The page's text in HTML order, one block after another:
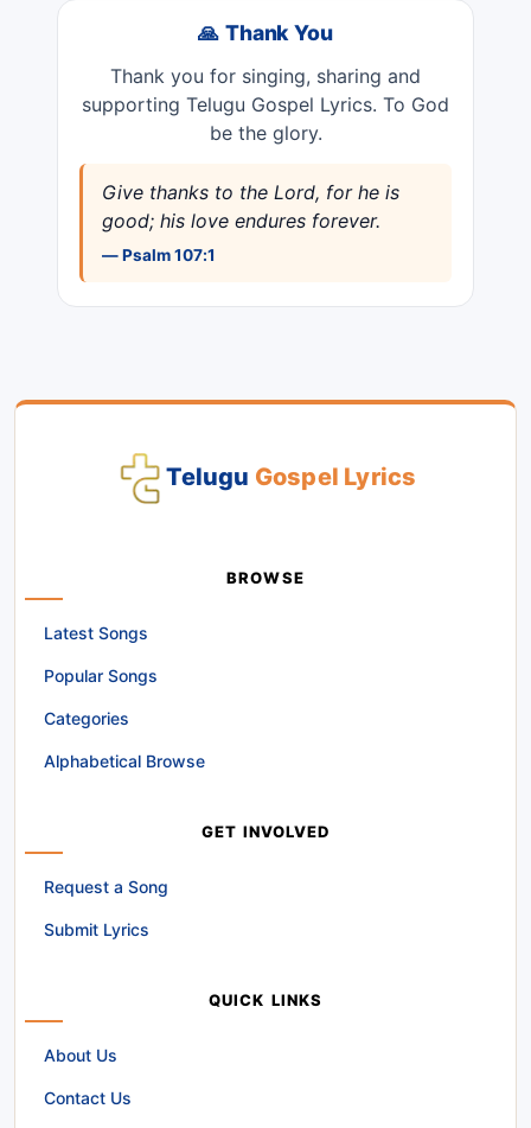
🙏 Thank You
Thank you for singing, sharing and
supporting Telugu Gospel Lyrics. To God
be the glory.
Give thanks to the Lord, for he is
good; his love endures forever.
— Psalm 107:1
Telugu Gospel Lyrics
BROWSE
Latest Songs
Popular Songs
Categories
Alphabetical Browse
GET INVOLVED
Request a Song
Submit Lyrics
QUICK LINKS
About Us
Contact Us